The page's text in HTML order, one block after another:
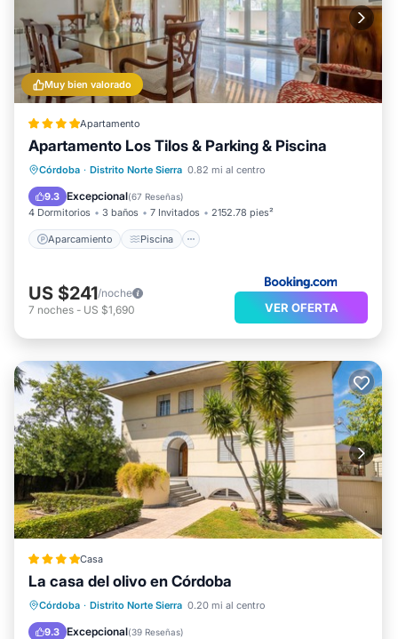
Muy bien valorado
Apartamento
Apartamento Los Tilos & Parking & Piscina
Córdoba · Distrito Norte Sierra 0.82 mi al centro
9.3 Excepcional(67 Reseñas)
4 Dormitorios 3 baños 7 Invitados 2152.78 pies²
Aparcamiento Piscina
Aparcamiento
Piscina
Balcón/Terraza
US $241/noche
7 noches - US $1,690 VER OFERTA
Casa
La casa del olivo en Córdoba
Córdoba · Distrito Norte Sierra 0.20 mi al centro
9.3 Excepcional(39 Reseñas)
Frente al mar Aparcamiento
Vista al mar